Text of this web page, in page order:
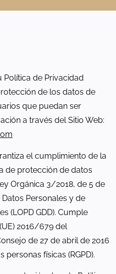
Política de Privacidad
de los datos de
que puedan ser
a través del Sitio Web:
el cumplimiento de la
de protección de datos
Orgánica 3/2018, de 5 de
Personales y de
(LOPD GDD). Cumple
2016/679 del
de 27 de abril de 2016
físicas (RGPD).